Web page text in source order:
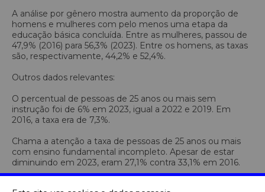
A análise por gênero mostra aumento da proporção de
homens e mulheres com pelo menos uma etapa da
educação básica concluída. Entre as mulheres, passou de
47,9% (2016) para 56,3% (2023). Entre os homens, as taxas
são, respectivamente, 44,2% e 52,4%.
Outros dados relevantes:
O percentual de pessoas de 25 anos ou mais sem
instrução foi de 6% em 2023, igual a 2022 e 2019. Em
2016, a taxa era de 7,3%.
Chama a atenção a taxa de pessoas de 25 anos ou mais
com ensino fundamental incompleto. Apesar de estar
diminuindo em 2023, eram 27,1% contra 33,1% em 2016.